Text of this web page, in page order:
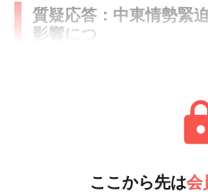
質疑応答：中東情勢緊
影響につ
ここから先は会